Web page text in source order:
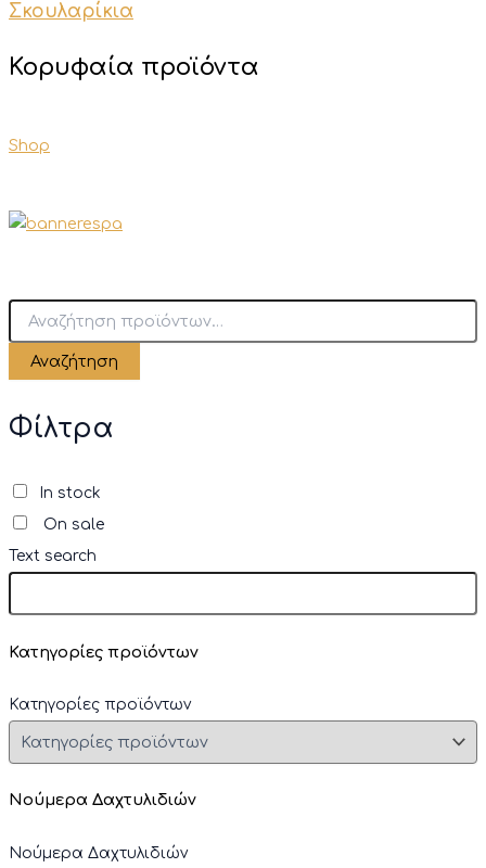
Α
τ
η
η
α
:
Αναζήτηση
Φίλτρα
In stock
On sale
Text search
Κατηγορίες προϊόντων
Κατηγορίες προϊόντων
Νούμερα Δαχτυλιδιών
Νούμερα Δαχτυλιδιών
Σκουλαρίκια
Κορυφαία προϊόντα
Shop